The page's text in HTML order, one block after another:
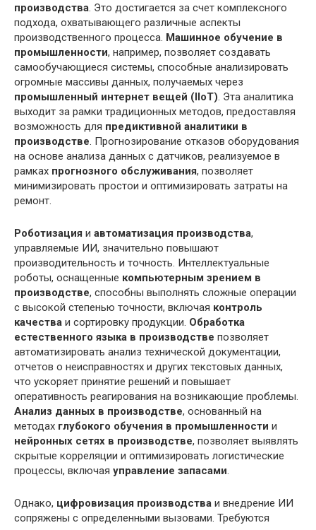
производства. Это достигается за счет комплексного
подхода, охватывающего различные аспекты
производственного процесса. Машинное обучение в
промышленности, например, позволяет создавать
самообучающиеся системы, способные анализировать
огромные массивы данных, получаемых через
промышленный интернет вещей (IIoT). Эта аналитика
выходит за рамки традиционных методов, предоставляя
возможность для предиктивной аналитики в
производстве. Прогнозирование отказов оборудования
на основе анализа данных с датчиков, реализуемое в
рамках прогнозного обслуживания, позволяет
минимизировать простои и оптимизировать затраты на
ремонт.
Роботизация и автоматизация производства,
управляемые ИИ, значительно повышают
производительность и точность. Интеллектуальные
роботы, оснащенные компьютерным зрением в
производстве, способны выполнять сложные операции
с высокой степенью точности, включая контроль
качества и сортировку продукции. Обработка
естественного языка в производстве позволяет
автоматизировать анализ технической документации,
отчетов о неисправностях и других текстовых данных,
что ускоряет принятие решений и повышает
оперативность реагирования на возникающие проблемы.
Анализ данных в производстве, основанный на
методах глубокого обучения в промышленности и
нейронных сетях в производстве, позволяет выявлять
скрытые корреляции и оптимизировать логистические
процессы, включая управление запасами.
Однако, цифровизация производства и внедрение ИИ
сопряжены с определенными вызовами. Требуются